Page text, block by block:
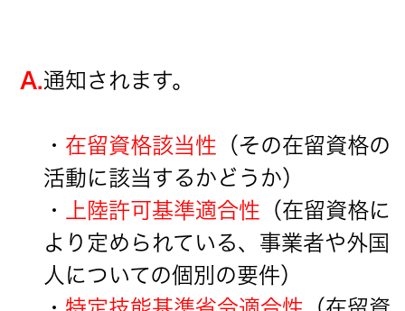
A.通知されます。
・ 在留資格該当性 （その在留資格の
活動に該当するかどうか）
・
上陸許可基準適合性 （在留資格に
より定められている、事業者や外国
人についての個別の要件）